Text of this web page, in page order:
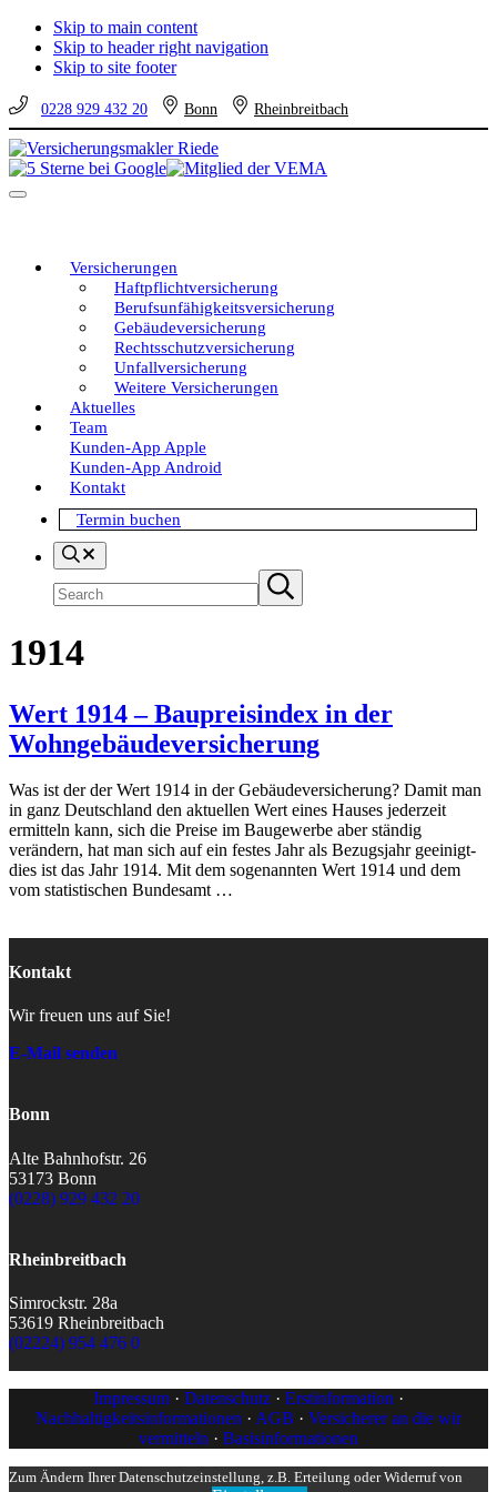
Skip to main content
Skip to header right navigation
Skip to site footer
0228 929 432 20 Bonn Rheinbreitbach
Versicherungsmakler
Riede
Versicherungen
vom
eine
Entscheidung!
Menu
Versicherungen
Haftpflichtversicherung
Berufsunfähigkeitsversicherung
Gebäudeversicherung
Rechtsschutzversicherung
Unfallversicherung
Weitere Versicherungen
Aktuelles
Team
Kunden-App Apple
Kunden-App Android
Kontakt
Termin buchen
Search
Submit
search
1914
Wert 1914 – Baupreisindex in der
Wohngebäudeversicherung
Was ist der der Wert 1914 in der Gebäudeversicherung? Damit man
in ganz Deutschland den aktuellen Wert eines Hauses jederzeit
ermitteln kann, sich die Preise im Baugewerbe aber ständig
verändern, hat man sich auf ein festes Jahr als Bezugsjahr geeinigt-
dies ist das Jahr 1914. Mit dem sogenannten Wert 1914 und dem
vom statistischen Bundesamt …
Kontakt
Wir freuen uns auf Sie!
E-Mail senden
Bonn
Alte Bahnhofstr. 26
53173 Bonn
(0228) 929 432 20
Rheinbreitbach
Simrockstr. 28a
53619 Rheinbreitbach
(02224) 954 476 0
Impressum · Datenschutz · Erstinformation ·
Nachhaltigkeitsinformationen · AGB · Versicherer an die wir
vermitteln · Basisinformationen
Zum Ändern Ihrer Datenschutzeinstellung, z.B. Erteilung oder Widerruf von